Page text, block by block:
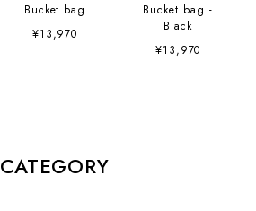
Bucket bag
¥13,970
Bucket bag -
Black
¥13,970
CATEGORY